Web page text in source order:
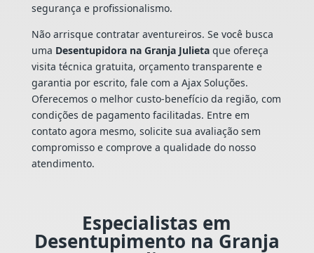
segurança e profissionalismo.
Não arrisque contratar aventureiros. Se você busca
uma Desentupidora na Granja Julietaque ofereça
visita técnica gratuita, orçamento transparente e
garantia por escrito, fale com a Ajax Soluções.
Oferecemos o melhor custo-benefício da região, com
condições de pagamento facilitadas. Entre em
contato agora mesmo, solicite sua avaliação sem
compromisso e comprove a qualidade do nosso
atendimento.
Especialistas em
Desentupimento na Granja